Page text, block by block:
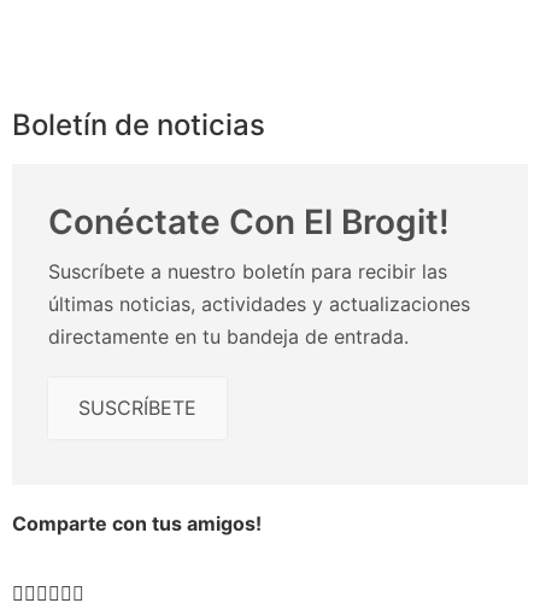
Boletín de noticias
Conéctate Con El Brogit!
Suscríbete a nuestro boletín para recibir las
últimas noticias, actividades y actualizaciones
directamente en tu bandeja de entrada.
SUSCRÍBETE
Comparte con tus amigos!